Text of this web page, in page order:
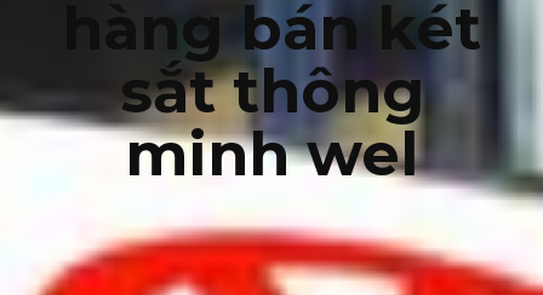
hàng bán két
sắt thông
minh wel